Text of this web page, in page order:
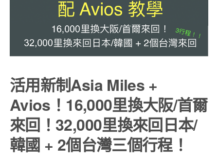
活用新制Asia Miles +
Avios！16,000里換大阪/首爾
來回！32,000里換來回日本/
韓國 + 2個台灣三個行程！